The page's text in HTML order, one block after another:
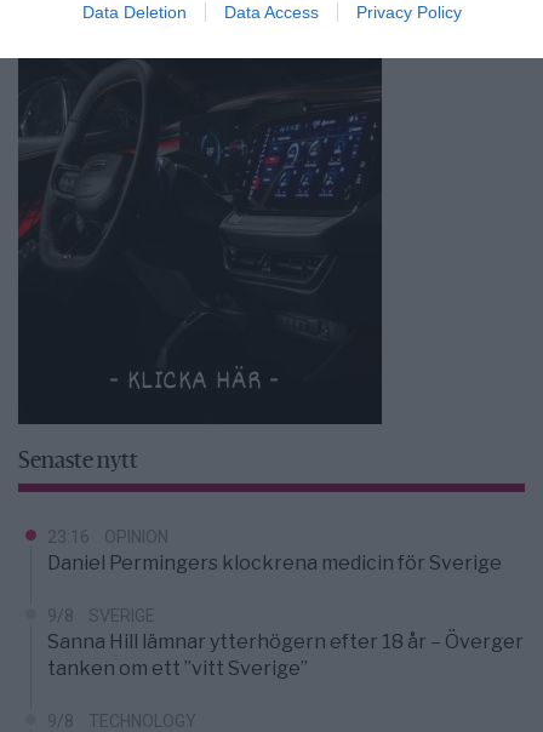
Data Deletion Data Access Privacy Policy
Senaste nytt
23:16 OPINION
Daniel Permingers klockrena medicin för Sverige
9/8 SVERIGE
Sanna Hill lämnar ytterhögern efter 18 år – Överger
tanken om ett ”vitt Sverige”
9/8 TECHNOLOGY